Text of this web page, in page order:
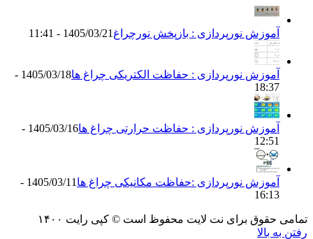
نورپردازی : بازپخش نورچراغ1405/03/21 - 11:41
نورپردازی : حفاظت الکتریکی چراغ ها
1405/03/18 -
نورپردازی : حفاظت حرارتی چراغ ها
1405/03/16 -
نورپردازی :حفاظت مکانیکی چراغ ها
1405/03/11 -
برای نت لایت محفوظ است © کپی رایت ۱۴۰۰
بالا